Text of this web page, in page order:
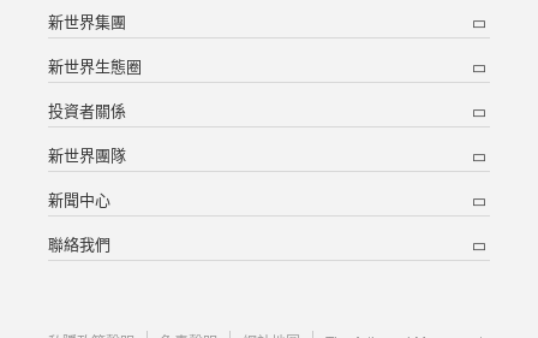
新世界集團
新世界生態圈
投資者關係
新世界團隊
新聞中心
聯絡我們